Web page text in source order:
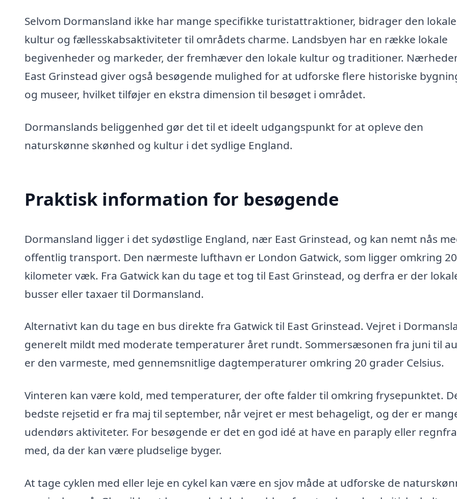
Selvom Dormansland ikke har mange specifikke turistattraktioner, bidrager den lokale
kultur og fællesskabsaktiviteter til områdets charme. Landsbyen har en række lokale
begivenheder og markeder, der fremhæver den lokale kultur og traditioner.
East Grinstead giver også besøgende mulighed for at udforske flere historiske
og museer, hvilket tilføjer en ekstra dimension til besøget i området.
Dormanslands beliggenhed gør det til et ideelt udgangspunkt for at opleve den
naturskønne skønhed og kultur i det sydlige England.
Praktisk information for besøgende
Dormansland ligger i det sydøstlige England, nær East Grinstead, og kan nemt nås
offentlig transport. Den nærmeste lufthavn er London Gatwick, som ligger omkring 20
kilometer væk. Fra Gatwick kan du tage et tog til East Grinstead, og derfra er der
busser eller taxaer til Dormansland.
Alternativt kan du tage en bus direkte fra Gatwick til East Grinstead. Vejret i
generelt mildt med moderate temperaturer året rundt. Sommersæsonen fra juni til
er den varmeste, med gennemsnitlige dagtemperaturer omkring 20 grader Celsius.
Vinteren kan være kold, med temperaturer, der ofte falder til omkring frysepunktet.
bedste rejsetid er fra maj til september, når vejret er mest behageligt, og der er
udendørs aktiviteter. For besøgende er det en god idé at have en paraply eller
med, da der kan være pludselige byger.
At tage cyklen med eller leje en cykel kan være en sjov måde at udforske de